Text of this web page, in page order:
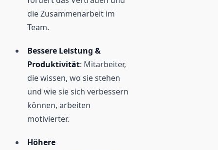
die Zusammenarbeit im
Team.
Bessere Leistung &
Produktivität: Mitarbeiter,
die wissen, wo sie stehen
und wie sie sich verbessern
können, arbeiten
motivierter.
Höhere